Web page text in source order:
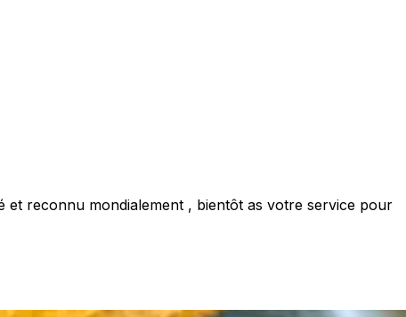
et reconnu mondialement , bientôt as votre service pour